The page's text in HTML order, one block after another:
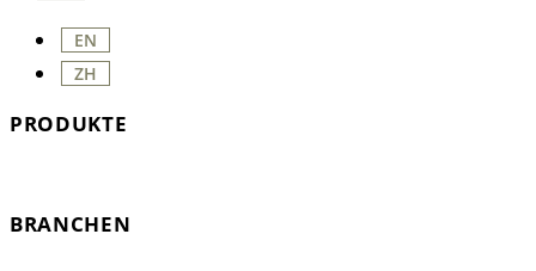
EN
ZH
PRODUKTE
BRANCHEN